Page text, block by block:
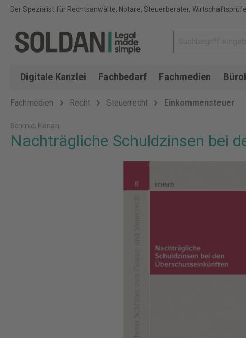
Der Spezialist für Rechtsanwälte, Notare, Steuerberater,
Digitale Kanzlei Fachbedarf Fachmedien
Fachmedien Recht Steuerrecht Einkommensteuer
Schmid, Florian
Nachträgliche Schuldzinsen bei